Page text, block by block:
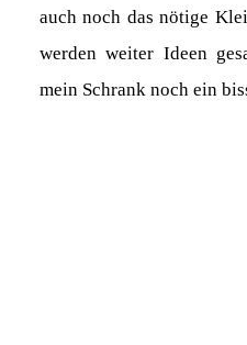
auch noch das nötige
werden weiter Ideen
mein Schrank noch ein